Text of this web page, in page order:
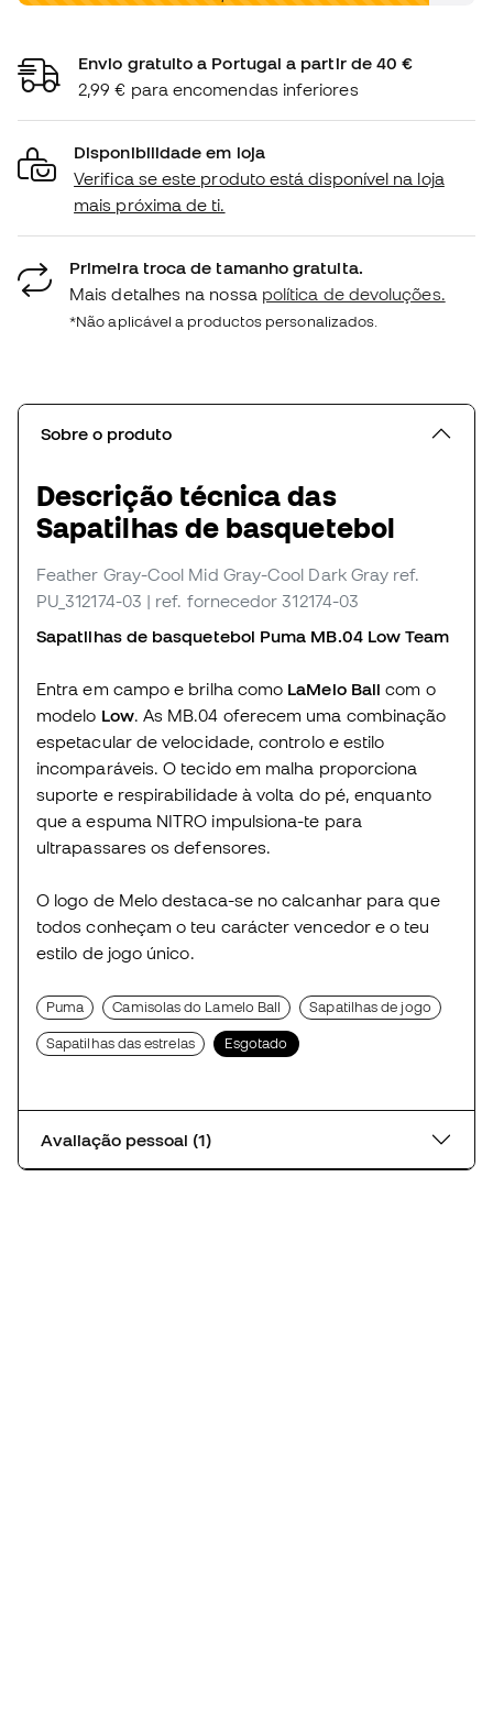
Envio gratuito a Portugal a partir de 40 €
2,99 € para encomendas inferiores
Disponibilidade em loja
Verifica se este produto está disponível na loja
mais próxima de ti.
Primeira troca de tamanho gratuita.
Mais detalhes na nossa política de devoluções.
*Não aplicável a productos personalizados.
Sobre o produto
Descrição técnica das
Sapatilhas de basquetebol
Feather Gray-Cool Mid Gray-Cool Dark Gray ref.
PU_312174-03 | ref. fornecedor 312174-03
Sapatilhas de basquetebol Puma MB.04 Low Team
Entra em campo e brilha como LaMelo Ball com o
modelo Low. As MB.04 oferecem uma combinação
espetacular de velocidade, controlo e estilo
incomparáveis. O tecido em malha proporciona
suporte e respirabilidade à volta do pé, enquanto
que a espuma NITRO impulsiona-te para
ultrapassares os defensores.
O logo de Melo destaca-se no calcanhar para que
todos conheçam o teu carácter vencedor e o teu
estilo de jogo único.
Puma Camisolas do Lamelo Ball Sapatilhas de jogo
Sapatilhas das estrelas Esgotado
Avaliação pessoal (1)